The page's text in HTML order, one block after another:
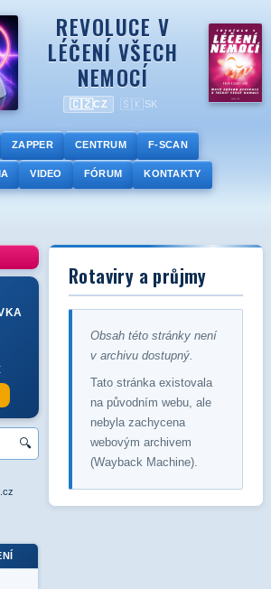
REVOLUCE V
LÉČENÍ VŠECH
NEMOCÍ
🇨🇿CZ 🇸🇰SK
ZAPPER CENTRUM F-SCAN
VIDEO FÓRUM KONTAKTY
🔍
Rotaviry a průjmy
Obsah této stránky není
v archivu dostupný.
Tato stránka existovala
na původním webu, ale
nebyla zachycena
webovým archivem
(Wayback Machine).